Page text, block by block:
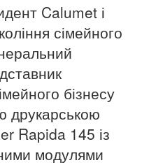
Calumet і
сімейного
бізнесу
друкарською
Rapida 145 із
модулями